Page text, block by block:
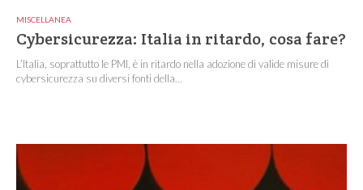
MISCELLANEA
Cybersicurezza: Italia in ritardo, cosa fare?
L’Italia, soprattutto le PMI, è in ritardo nella adozione di valide misure di
cybersicurezza su diversi fonti della...